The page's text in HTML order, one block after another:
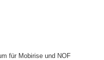
für Mobirise und NOF